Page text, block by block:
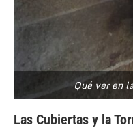
Qué ver en
Las Cubiertas y la